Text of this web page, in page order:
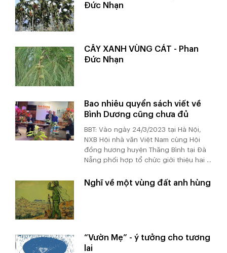
Đức Nhạn
CÂY XANH VÙNG CÁT - Phan
Đức Nhạn
Bao nhiêu quyển sách viết về
Bình Dương cũng chưa đủ
BBT: Vào ngày 24/3/2023 tại Hà Nội,
NXB Hội nhà văn Việt Nam cùng Hội
đồng hương huyện Thăng Bình tại Đà
Nẵng phối hợp tổ chức giới thiệu hai ...
Nghĩ về một vùng đất anh hùng
“Vườn Mẹ” - ý tưởng cho tương
lai